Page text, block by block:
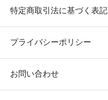
特定商取引法に基づく表記
プライバシーポリシー
お問い合わせ